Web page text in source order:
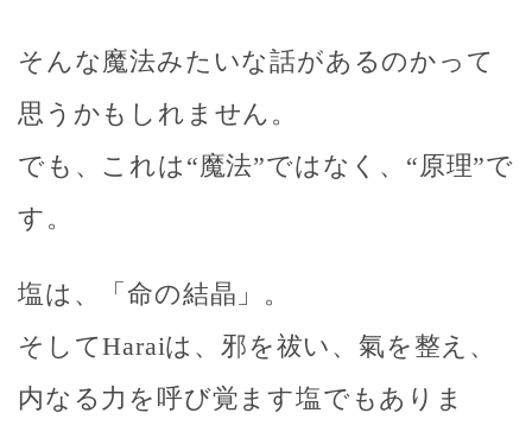
そんな魔法みたいな話があるのかって
思うかもしれません。
でも、これは“魔法”ではなく、“原理”で
す。
塩は、「命の結晶」。
そしてHaraiは、 邪を祓い、氣を整え、
内なる力を呼び覚ます塩でもありま